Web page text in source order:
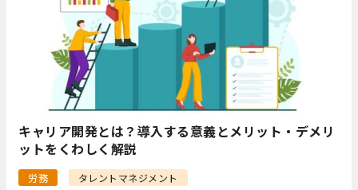
キャリア開発とは？導入する意義とメリット・デメリ
ットをくわしく解説
労務
タレントマネジメント